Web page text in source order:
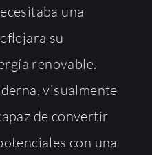
una
su
renovable.
visualmente
de convertir
con una